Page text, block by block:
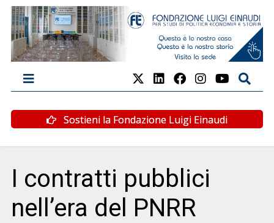
Sostieni la Fondazione Luigi Einaudi
I contratti pubblici
nell’era del PNRR